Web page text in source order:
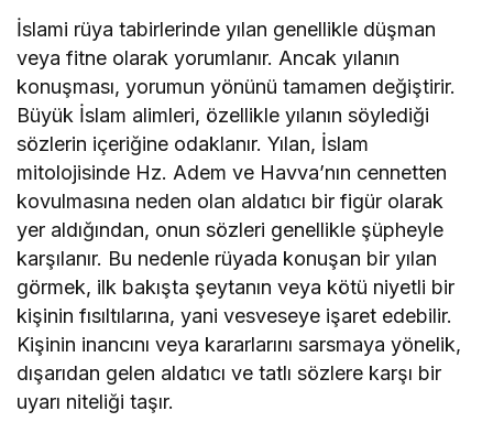
İslami rüya tabirlerinde yılan genellikle düşman
veya fitne olarak yorumlanır. Ancak yılanın
konuşması, yorumun yönünü tamamen değiştirir.
Büyük İslam alimleri, özellikle yılanın söylediği
sözlerin içeriğine odaklanır. Yılan, İslam
mitolojisinde Hz. Adem ve Havva’nın cennetten
kovulmasına neden olan aldatıcı bir figür olarak
yer aldığından, onun sözleri genellikle şüpheyle
karşılanır. Bu nedenle rüyada konuşan bir yılan
görmek, ilk bakışta şeytanın veya kötü niyetli bir
kişinin fısıltılarına, yani vesveseye işaret edebilir.
Kişinin inancını veya kararlarını sarsmaya yönelik,
dışarıdan gelen aldatıcı ve tatlı sözlere karşı bir
uyarı niteliği taşır.